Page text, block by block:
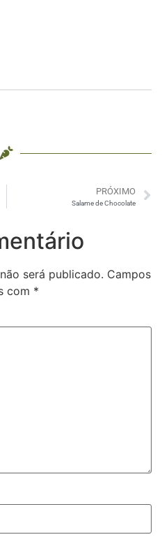
PRÓXIMO
Salame de Chocolate
será publicado. Campos
com *